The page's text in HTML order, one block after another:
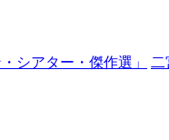
シアター・傑作選」